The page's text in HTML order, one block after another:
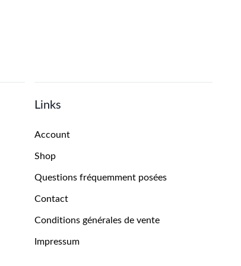
Links
Account
Shop
Questions fréquemment posées
Contact
Conditions générales de vente
Impressum